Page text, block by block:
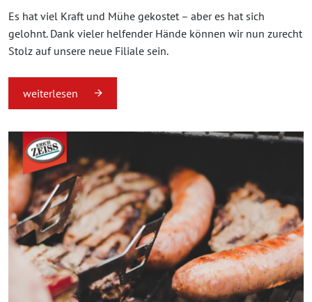
Es hat viel Kraft und Mühe gekostet – aber es hat sich
gelohnt. Dank vieler helfender Hände können wir nun zurecht
Stolz auf unsere neue Filiale sein.
weiterlesen